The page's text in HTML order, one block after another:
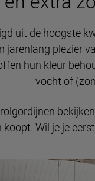
uit de hoogste
jarenlang plezier
hun kleur
vocht of
Wil je je